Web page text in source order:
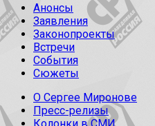
Анонсы
Заявления
Законопроекты
Встречи
События
Сюжеты
О Сергее Миронове
Пресс-релизы